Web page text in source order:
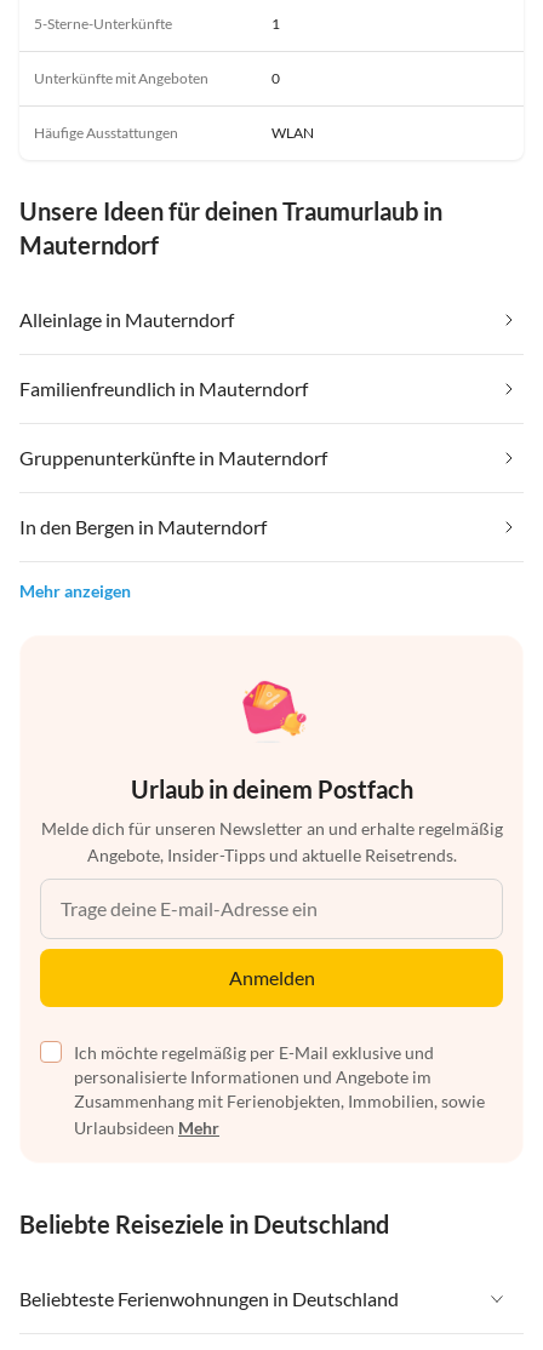
5-Sterne-Unterkünfte 1
Unterkünfte mit Angeboten 0
Häufige Ausstattungen WLAN
Unsere Ideen für deinen Traumurlaub in
Mauterndorf
Alleinlage in Mauterndorf
Familienfreundlich in Mauterndorf
Gruppenunterkünfte in Mauterndorf
In den Bergen in Mauterndorf
Mehr anzeigen
Urlaub in deinem Postfach
Melde dich für unseren Newsletter an und erhalte regelmäßig
Angebote, Insider-Tipps und aktuelle Reisetrends.
Anmelden
Ich möchte regelmäßig per E-Mail exklusive und
personalisierte Informationen und Angebote im
Zusammenhang mit Ferienobjekten, Immobilien, sowie
Urlaubsideen Mehr
Beliebte Reiseziele in Deutschland
Beliebteste Ferienwohnungen in Deutschland